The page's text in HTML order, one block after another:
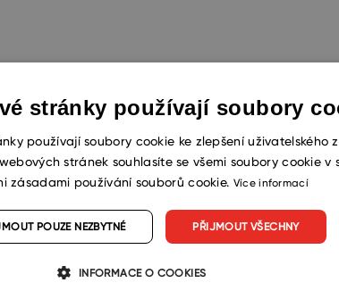
v obraze. Jen pro vyvolené!
Odeslat
politiky ochrany osobních údajů
stránky používají soubory
používají soubory cookie ke zlepšení uživatelského
stránek souhlasíte se všemi soubory cookie v
zásadami používání souborů cookie. Více informací
PŘIJMOUT VŠECHNY
POUZE NEZBYTNÉ
INFORMACE O COOKIES